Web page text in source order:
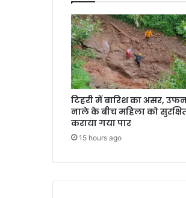
टिहरी में बारिश का असर,
नाले के बीच महिला को
कराया गया पार
15 hours ago